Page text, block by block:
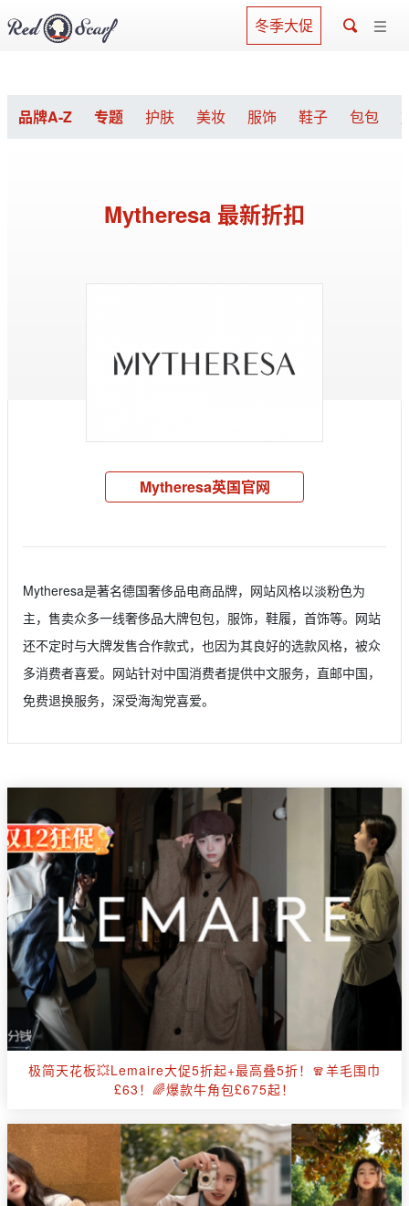
冬季大促
品牌A-Z 专题 护肤 美妆 服饰 鞋子 包包
Mytheresa 最新折扣
Mytheresa英国官网
Mytheresa是著名德国奢侈品电商品牌，网站风格以淡粉色为
主，售卖众多一线奢侈品大牌包包，服饰，鞋履，首饰等。网站
还不定时与大牌发售合作款式，也因为其良好的选款风格，被众
多消费者喜爱。网站针对中国消费者提供中文服务，直邮中国，
免费退换服务，深受海淘党喜爱。
极简天花板💥Lemaire大促5折起+最高叠5折！🧣羊毛围巾
£63！🌈爆款牛角包£675起！